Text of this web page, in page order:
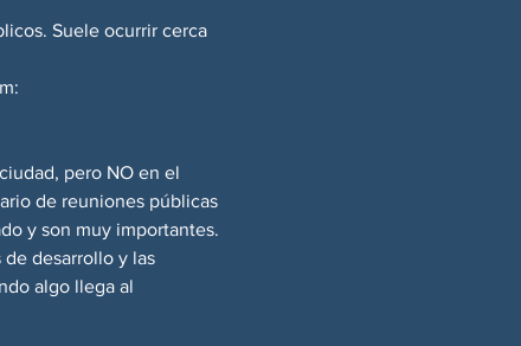
Suele ocurrir cerca
pero NO en el
de reuniones públicas
y son muy importantes.
desarrollo y las
algo llega al